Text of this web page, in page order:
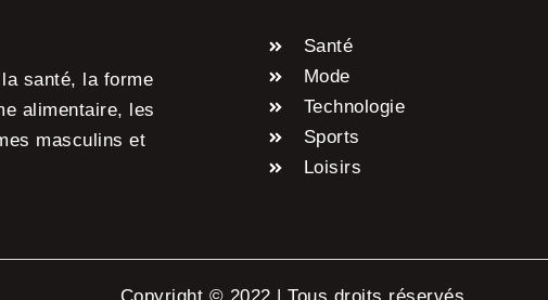
santé, la forme
alimentaire, les
masculins et
Santé
Mode
Technologie
Sports
Loisirs